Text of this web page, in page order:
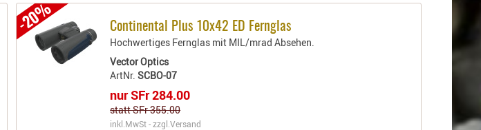
-20% Continental Plus 10x42 ED Fernglas
Hochwertiges Fernglas mit MIL/mrad Absehen.
Vector Optics
ArtNr.SCBO-07
nur SFr 284.00
statt SFr 355.00
inkl.MwSt - zzgl.Versand